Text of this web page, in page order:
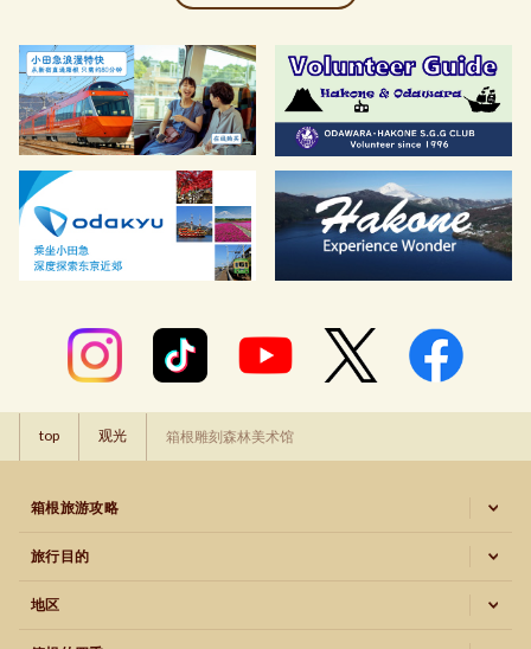
top 观光 箱根雕刻森林美术馆
箱根旅游攻略
旅行目的
地区